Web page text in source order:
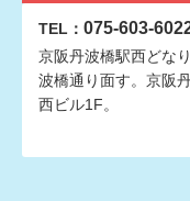
TEL： 075-603-
京阪丹波橋駅西どな
波橋通り面す。京阪
西ビル1F。